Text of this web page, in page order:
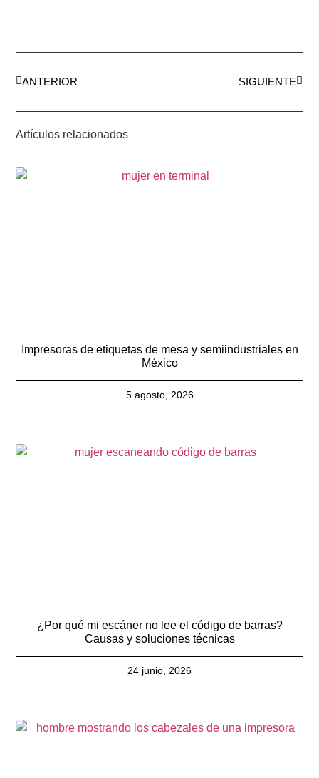
ANTERIOR SIGUIENTE
Artículos relacionados
Impresoras de etiquetas de mesa y semiindustriales en
México
5 agosto, 2026
¿Por qué mi escáner no lee el código de barras?
Causas y soluciones técnicas
24 junio, 2026